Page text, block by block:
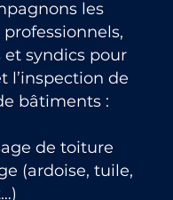
les
syndics pour
l’inspection de
bâtiments :
de toiture
(ardoise, tuile,